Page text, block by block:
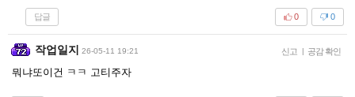
답글 0
0
작업일지 26-05-11 19:21 신고 | 공감 확인
뭐냐또이건 ㅋㅋ 고티주자